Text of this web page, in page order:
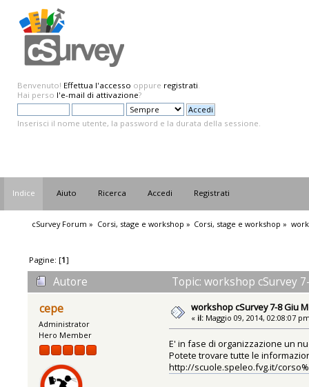
Benvenuto! Effettua l'accesso oppure registrati.
Hai perso l'e-mail di attivazione?
Inserisci il nome utente, la password e la durata della sessione.
Indice Aiuto Ricerca Accedi Registrati
cSurvey Forum » Corsi, stage e workshop » Corsi, stage e workshop »
Pagine: [1]
Autore
Topic: workshop cSurvey
cepe
Administrator
Hero Member
workshop cSurvey 7-8 Giu
« il: Maggio 09, 2014, 02:08:07
E' in fase di organizzazione un
Potete trovare tutte le
http://scuole.speleo.fvg.it/